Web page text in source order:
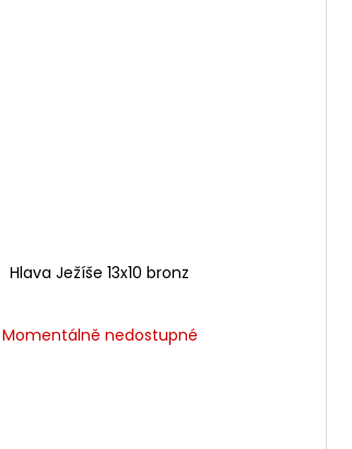
Hlava Ježíše 13x10 bronz
Momentálně nedostupné